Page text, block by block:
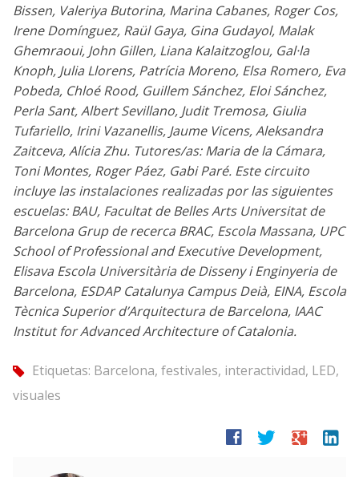
Bissen, Valeriya Butorina, Marina Cabanes, Roger Cos,
Irene Domínguez, Raül Gaya, Gina Gudayol, Malak
Ghemraoui, John Gillen, Liana Kalaitzoglou, Gal·la
Knoph, Julia Llorens, Patrícia Moreno, Elsa Romero, Eva
Pobeda, Chloé Rood, Guillem Sánchez, Eloi Sánchez,
Perla Sant, Albert Sevillano, Judit Tremosa, Giulia
Tufariello, Irini Vazanellis, Jaume Vicens, Aleksandra
Zaitceva, Alícia Zhu. Tutores/as: Maria de la Cámara,
Toni Montes, Roger Páez, Gabi Paré. Este circuito
incluye las instalaciones realizadas por las siguientes
escuelas: BAU, Facultat de Belles Arts Universitat de
Barcelona Grup de recerca BRAC, Escola Massana, UPC
School of Professional and Executive Development,
Elisava Escola Universitària de Disseny i Enginyeria de
Barcelona, ESDAP Catalunya Campus Deià, EINA, Escola
Tècnica Superior d’Arquitectura de Barcelona, IAAC
Institut for Advanced Architecture of Catalonia.
tag Etiquetas: Barcelona, festivales, interactividad, LED,
visuales
facebook twitter google linkedin